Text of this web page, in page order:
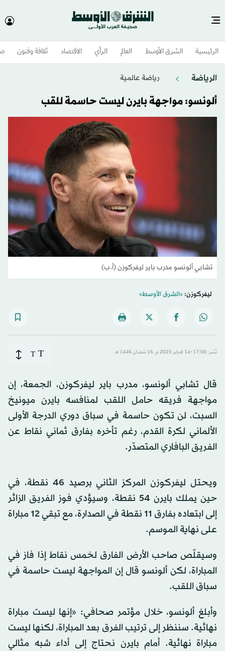
الرئيسية الشرق الأوسط​ العالم الرأي الاقتصاد ثقافة وفنون
الرياضة رياضة عالمية
ألونسو: مواجهة بايرن ليست حاسمة للقب
تشابي ألونسو مدرب باير ليفركوزن (أ.ب)
ليفركوزن:«الشرق الأوسط»
نُشر: 17:06-14 فبراير 2025 م ـ 16 شَعبان 1446 هـ T
T
قال تشابي ألونسو، مدرب باير ليفركوزن، الجمعة، إن
مواجهة فريقه حامل اللقب لمنافسه بايرن ميونيخ
السبت، لن تكون حاسمة في سباق دوري الدرجة الأولى
الألماني لكرة القدم، رغم تأخره بفارق ثماني نقاط عن
الفريق البافاري المتصدّر.
ويحتل ليفركوزن المركز الثاني برصيد 46 نقطة، في
حين يملك بايرن 54 نقطة، وسيؤدي فوز الفريق الزائر
إلى ابتعاده بفارق 11 نقطة في الصدارة، مع تبقي 12 مباراة
على نهاية الموسم.
وسيقلّص صاحب الأرض الفارق لخمس نقاط إذا فاز في
المباراة، لكن ألونسو قال إن المواجهة ليست حاسمة في
سباق اللقب.
وأبلغ ألونسو، خلال مؤتمر صحافي: «إنها ليست مباراة
نهائية. سننظر إلى ترتيب الفرق بعد المباراة، لكنها ليست
مباراة نهائية. أمام بايرن نحتاج إلى أداء شبه مثالي